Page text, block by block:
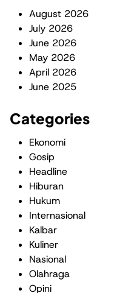
August 2026
July 2026
June 2026
May 2026
April 2026
June 2025
Categories
Ekonomi
Gosip
Headline
Hiburan
Hukum
Internasional
Kalbar
Kuliner
Nasional
Olahraga
Opini